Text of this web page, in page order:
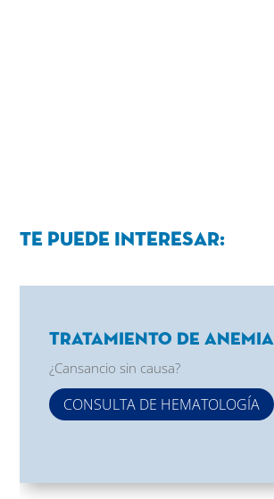
Te puede interesar:
Tratamiento de Anemia
¿Cansancio sin causa?
CONSULTA DE HEMATOLOGÍA